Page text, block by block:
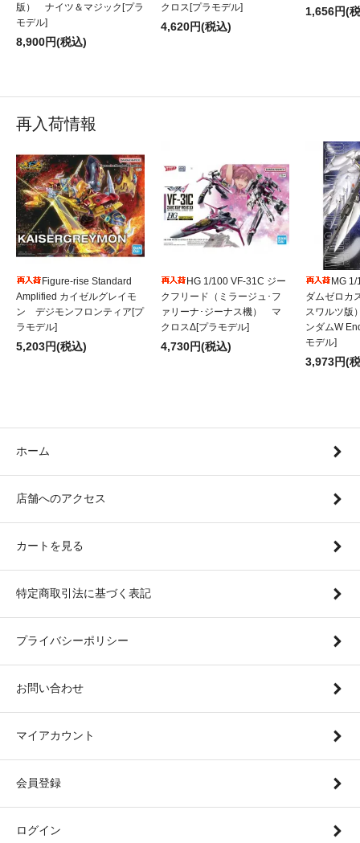
版） ナイツ＆マジック[プラ
モデル]
8,900円(税込)
クロス[プラモデル]
4,620円(税込)
1,656円(
再入荷情報
Figure-rise Standard
Amplified カイゼルグレイモ
ン デジモンフロンティア[プ
ラモデル]
5,203円(税込)
HG 1/100 VF-31C ジー
クフリード（ミラージュ･フ
ァリーナ･ジーナス機） マ
クロスΔ[プラモデル]
4,730円(税込)
MG
ダムゼロカ
スワルツ版
ンダムW
モデル]
3,973円(
ホーム
店舗へのアクセス
カートを見る
特定商取引法に基づく表記
プライバシーポリシー
お問い合わせ
マイアカウント
会員登録
ログイン